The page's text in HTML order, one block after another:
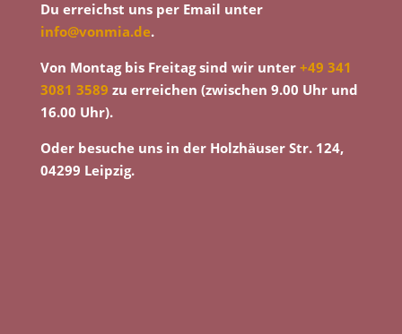
Du erreichst uns per Email unter
info@vonmia.de.
Von Montag bis Freitag sind wir unter +49 341
3081 3589 zu erreichen (zwischen 9.00 Uhr und
16.00 Uhr).
Oder besuche uns in der Holzhäuser Str. 124,
04299 Leipzig.